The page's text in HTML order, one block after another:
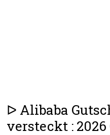
ᐅ Alibaba
versteckt : 2026